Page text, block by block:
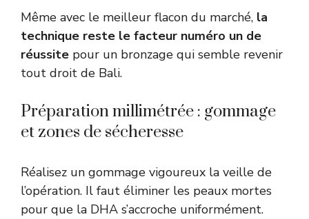
Même avec le meilleur flacon du marché, la
technique reste le facteur numéro un de
réussite pour un bronzage qui semble revenir
tout droit de Bali.
Préparation millimétrée : gommage
et zones de sécheresse
Réalisez un gommage vigoureux la veille de
l’opération. Il faut éliminer les peaux mortes
pour que la DHA s’accroche uniformément.